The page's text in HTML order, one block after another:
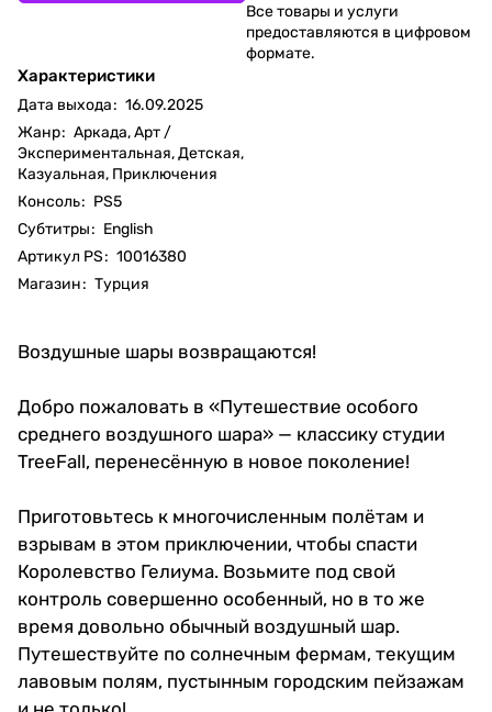
Характеристики
Дата выхода: 16.09.2025
Жанр: Аркада, Арт /
Экспериментальная, Детская,
Казуальная, Приключения
Консоль: PS5
Субтитры: English
Артикул PS: 10016380
Магазин: Турция
Все товары и услуги
предоставляются в цифровом
формате.
Воздушные шары возвращаются!
Добро пожаловать в «Путешествие особого
среднего воздушного шара» — классику студии
TreeFall, перенесённую в новое поколение!
Приготовьтесь к многочисленным полётам и
взрывам в этом приключении, чтобы спасти
Королевство Гелиума. Возьмите под свой
контроль совершенно особенный, но в то же
время довольно обычный воздушный шар.
Путешествуйте по солнечным фермам, текущим
лавовым полям, пустынным городским пейзажам